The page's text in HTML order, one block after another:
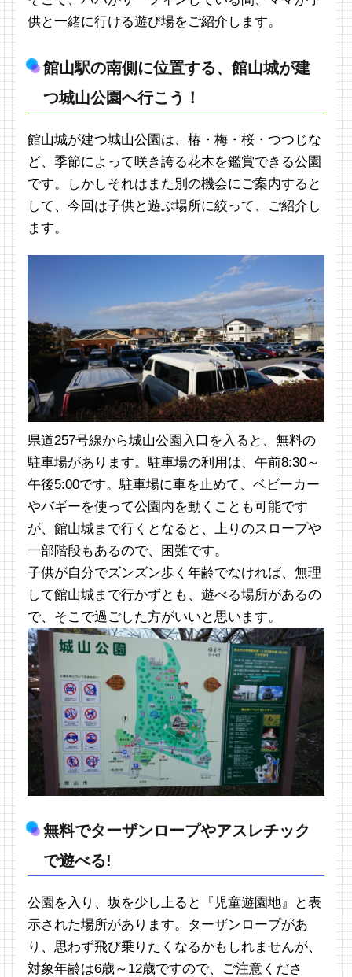
供と一緒に行ける遊び場をご紹介します。
館山駅の南側に位置する、館山城が建
つ城山公園へ行こう！
館山城が建つ城山公園は、椿・梅・桜・つつじな
ど、季節によって咲き誇る花木を鑑賞できる公園
です。しかしそれはまた別の機会にご案内すると
して、今回は子供と遊ぶ場所に絞って、ご紹介し
ます。
県道257号線から城山公園入口を入ると、無料の
駐車場があります。駐車場の利用は、午前8:30～
午後5:00です。駐車場に車を止めて、ベビーカー
やバギーを使って公園内を動くことも可能です
が、館山城まで行くとなると、上りのスロープや
一部階段もあるので、困難です。
子供が自分でズンズン歩く年齢でなければ、無理
して館山城まで行かずとも、遊べる場所があるの
で、そこで過ごした方がいいと思います。
無料でターザンロープやアスレチック
で遊べる!
公園を入り、坂を少し上ると『児童遊園地』と表
示された場所があります。ターザンロープがあ
り、思わず飛び乗りたくなるかもしれませんが、
対象年齢は6歳～12歳ですので、ご注意くださ